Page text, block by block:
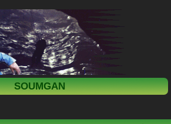
SOUMGAN